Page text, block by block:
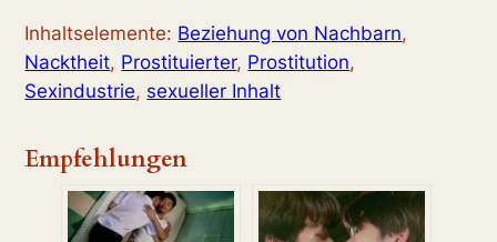
Inhaltselemente: Beziehung von Nachbarn,
Nacktheit, Prostituierter, Prostitution,
Sexindustrie, sexueller Inhalt
Empfehlungen